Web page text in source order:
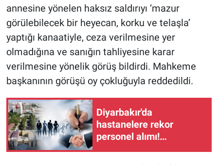
annesine yönelen haksız saldırıyı ‘mazur
görülebilecek bir heyecan, korku ve telaşla’
yaptığı kanaatiyle, ceza verilmesine yer
olmadığına ve sanığın tahliyesine karar
verilmesine yönelik görüş bildirdi. Mahkeme
başkanının görüşü oy çokluğuyla reddedildi.
Diyarbakır'da
hastanelere rekor
personel alımı!